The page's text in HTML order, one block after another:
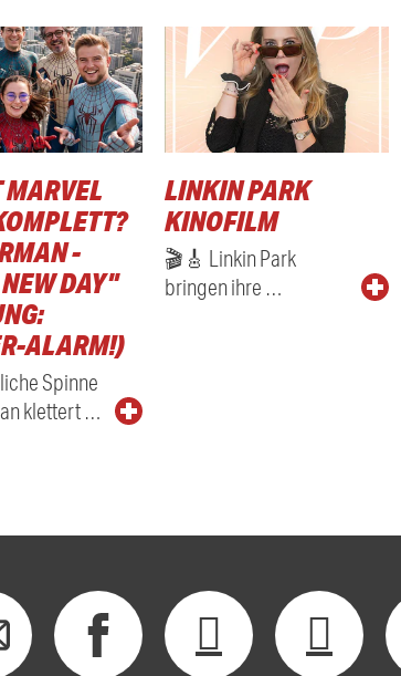
-
DAY"
ALARM!)
Spinne
klettert …
LINKIN PARK
KINOFILM
🎬🎸 Linkin Park
bringen ihre …